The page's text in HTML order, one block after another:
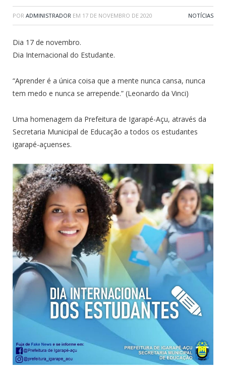
POR ADMINISTRADOR EM 17 DE NOVEMBRO DE 2020 NOTÍCIAS
Dia 17 de novembro.
Dia Internacional do Estudante.
“Aprender é a única coisa que a mente nunca cansa, nunca
tem medo e nunca se arrepende.” (Leonardo da Vinci)
Uma homenagem da Prefeitura de Igarapé-Açu, através da
Secretaria Municipal de Educação a todos os estudantes
igarapé-açuenses.